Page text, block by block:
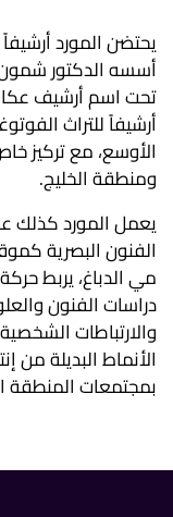
يحتضن المورد
تحت اسم أرشيف
أرشيفاً للتراث
الأوسع، مع تركيز
ومنطقة الخليج.
يعمل المورد كذلك
الفنون البصرية
مي الدباغ، يربط
دراسات الفنون
والارتباطات
الأنماط البديلة من
بمجتمعات المنطقة